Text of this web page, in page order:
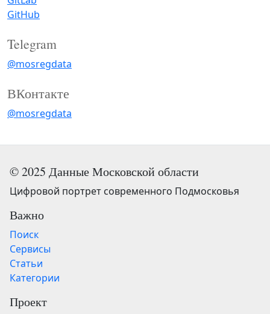
GitHub
Telegram
@mosregdata
ВКонтакте
@mosregdata
© 2025 Данные Московской области
Цифровой портрет современного Подмосковья
Важно
Поиск
Сервисы
Статьи
Категории
Проект